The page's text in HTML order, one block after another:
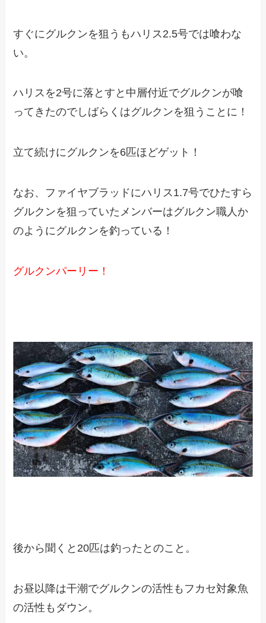
すぐにグルクンを狙うもハリス2.5号では喰わな
い。
ハリスを2号に落とすと中層付近でグルクンが喰
ってきたのでしばらくはグルクンを狙うことに！
立て続けにグルクンを6匹ほどゲット！
なお、ファイヤブラッドにハリス1.7号でひたすら
グルクンを狙っていたメンバーはグルクン職人か
のようにグルクンを釣っている！
グルクンパーリー！
後から聞くと20匹は釣ったとのこと。
お昼以降は干潮でグルクンの活性もフカセ対象魚
の活性もダウン。